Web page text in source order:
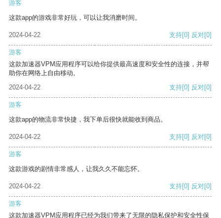
游客
这款app的游戏非常好玩，可以让我消磨时间。
2024-04-22 支持[0] 反对[0]
游客
这款加速器VPM应用程序可以给你提供最高速度和安全性的连接，并帮
助你在网络上自由移动。
2024-04-22
支持[0] 反对[0]
游客
这款app的物流非常快捷，我下单后很快就能收到商品。
2024-04-22 支持[0] 反对[0]
游客
这款游戏的剧情非常感人，让我久久不能忘怀。
2024-04-22 支持[0] 反对[0]
游客
这款加速器VPM应用程序已经为我们带来了无限的隐私保护和安全性保